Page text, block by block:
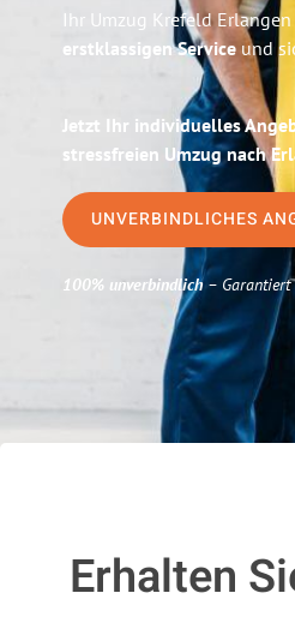
Ihr Umzug Krefeld
erstklassigen Service und
Jetzt Ihr individuelles
stressfreien Umzug nach
UNVERBINDLICHES
100% unverbindlich– Garantiert
Erhalten